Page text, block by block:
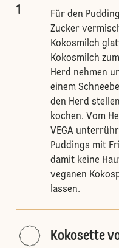
1
Für den
Zucker
Kokosmilch
Kokosmilch
Herd nehmen
einem
den Herd
kochen. Vom
VEGA
Puddings mit
damit keine
veganen
lassen.
Kokosette